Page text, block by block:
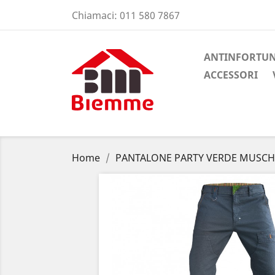
Chiamaci: 011 580 7867
ACCESSORI
Home PANTALONE PARTY VERDE